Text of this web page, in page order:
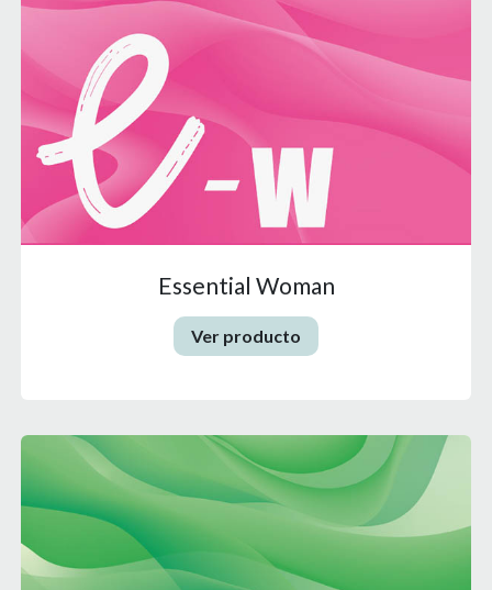
Essential Woman
Ver producto